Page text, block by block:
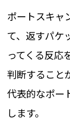
ポートスキャ
て、返すパケ
ってくる反応
判断すること
代表的なポー
します。